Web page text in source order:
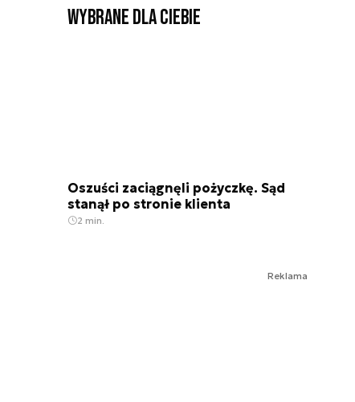
Wybrane dla Ciebie
Oszuści zaciągnęli pożyczkę. Sąd
stanął po stronie klienta
2 min.
Reklama